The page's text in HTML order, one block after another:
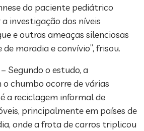
do paciente pediátrico
investigação dos níveis
e outras ameaças silenciosas
moradia e convívio”, frisou.
– Segundo o estudo, a
chumbo ocorre de várias
a reciclagem informal de
principalmente em países de
onde a frota de carros triplicou